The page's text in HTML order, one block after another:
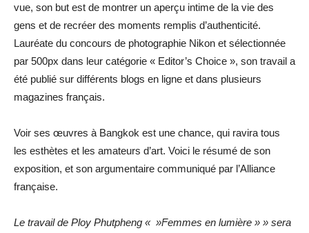
vue, son but est de montrer un aperçu intime de la vie des
gens et de recréer des moments remplis d’authenticité.
Lauréate du concours de photographie Nikon et sélectionnée
par 500px dans leur catégorie « Editor’s Choice », son travail a
été publié sur différents blogs en ligne et dans plusieurs
magazines français.
Voir ses œuvres à Bangkok est une chance, qui ravira tous
les esthètes et les amateurs d’art. Voici le résumé de son
exposition, et son argumentaire communiqué par l’Alliance
française.
Le travail de Ploy Phutpheng « »Femmes en lumière » » sera